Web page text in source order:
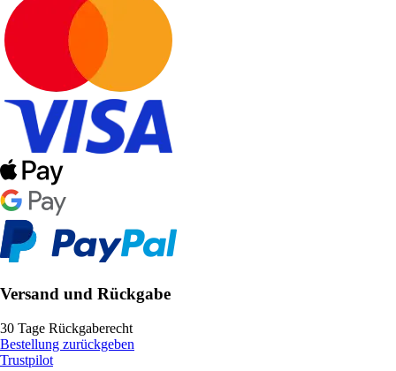
Versand und Rückgabe
30 Tage Rückgaberecht
Bestellung zurückgeben
Trustpilot